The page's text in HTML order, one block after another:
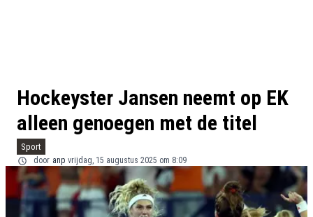
Hockeyster Jansen neemt op EK
alleen genoegen met de titel
Sport
door anp vrijdag, 15 augustus 2025 om 8:09